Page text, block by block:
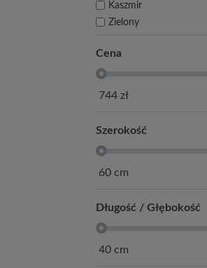
Kaszmir
Zielony
Cena
744 zł
Szerokość
60 cm
Długość / Głębokość
40 cm